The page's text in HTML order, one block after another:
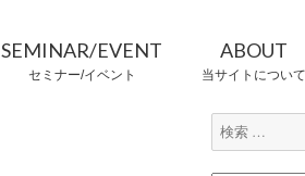
SEMINAR/EVENT
セミナー/イベント
ABOUT
当サイトについて
CONTRIBUTORS情
検
索: